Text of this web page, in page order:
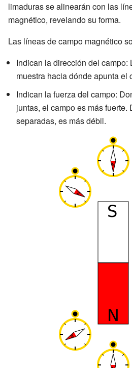
limaduras se alinearán con las
magnético, revelando su forma.
Las líneas de campo magnético
Indican la dirección del campo:
muestra hacia dónde apunta el
Indican la fuerza del campo:
juntas, el campo es más fuerte.
separadas, es más débil.